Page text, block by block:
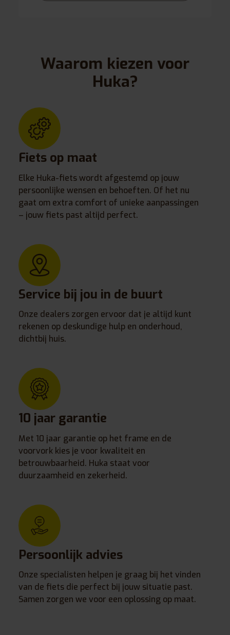
Waarom kiezen voor
Huka?
Fiets op maat
Elke Huka-fiets wordt afgestemd op jouw
persoonlijke wensen en behoeften. Of het nu
gaat om extra comfort of unieke aanpassingen
– jouw fiets past altijd perfect.
Service bij jou in de buurt
Onze dealers zorgen ervoor dat je altijd kunt
rekenen op deskundige hulp en onderhoud,
dichtbij huis.
10 jaar garantie
Met 10 jaar garantie op het frame en de
voorvork kies je voor kwaliteit en
betrouwbaarheid. Huka staat voor
duurzaamheid en zekerheid.
Persoonlijk advies
Onze specialisten helpen je graag bij het vinden
van de fiets die perfect bij jouw situatie past.
Samen zorgen we voor een oplossing op maat.